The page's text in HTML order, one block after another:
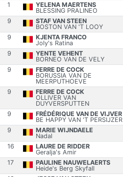
1
YELENA MAERTENS
BLESSING PRALINEO
9
STAF VAN STEEN
BOSTON VAN 'T LOOY
9
KJENTA FRANCO
Joly's Ratina
9
YENTE VEHENT
BORNEO VAN DE VELY
9
FERRE DE COCK
BORUSSIA VAN DE
MEERPUTHOEVE
9
FERRE DE COCK
OLLIVER VAN
DUYVERSPUTTEN
9
FRÉDÉRIQUE VAN DE VIJVER
BE HAPPY VAN 'T PERSIJZER
9
MARIE WIJNDAELE
Nadal
16
LAURE DE RIDDER
Geralja's Amir
17
PAULINE NAUWELAERTS
Heide's Berg Skyfall